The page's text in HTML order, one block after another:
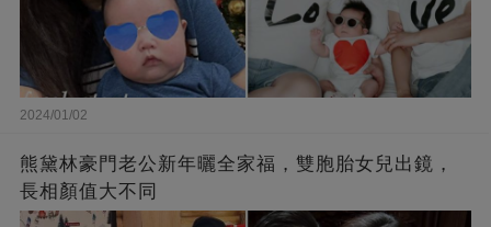
2024/01/02
熊黛林豪門老公新年曬全家福，雙胞胎女兒出鏡，
長相顏值大不同